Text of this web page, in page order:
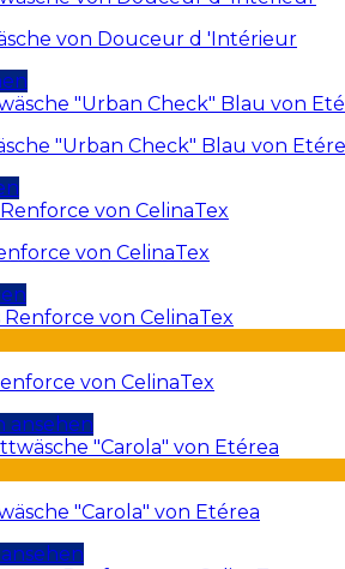
von Douceur d 'Intérieur
"Urban Check" Blau von
von CelinaTex
von CelinaTex
ansehen
"Carola" von Etérea